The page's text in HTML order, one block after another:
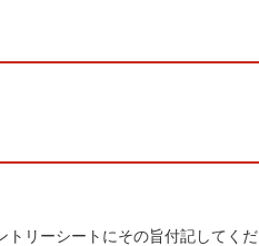
トリーシートにその旨付記してくだ